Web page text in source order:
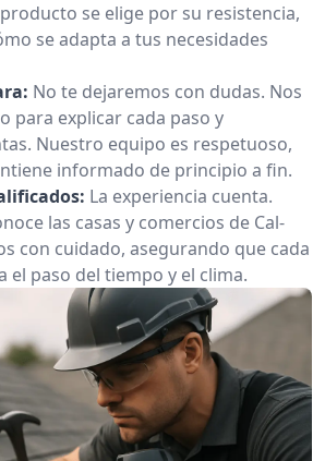
se elige por su resistencia,
se adapta a tus necesidades
No te dejaremos con dudas. Nos
para explicar cada paso y
Nuestro equipo es respetuoso,
informado de principio a fin.
La experiencia cuenta.
las casas y comercios de Cal-
con cuidado, asegurando que cada
el paso del tiempo y el clima.